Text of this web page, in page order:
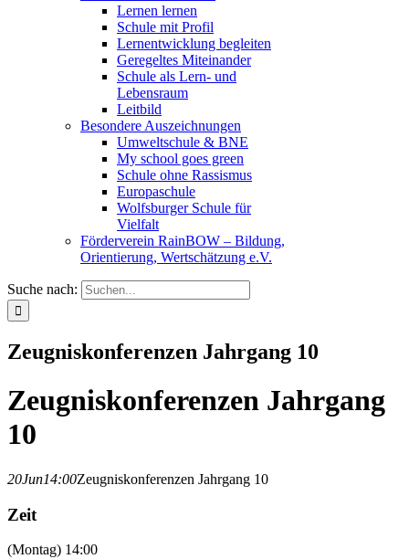
Lernen lernen
Schule mit Profil
Lernentwicklung begleiten
Geregeltes Miteinander
Schule als Lern- und
Lebensraum
Leitbild
Besondere Auszeichnungen
Umweltschule & BNE
My school goes green
Schule ohne Rassismus
Europaschule
Wolfsburger Schule für
Vielfalt
Förderverein RainBOW – Bildung,
Orientierung, Wertschätzung e.V.
Suche nach:
Zeugniskonferenzen Jahrgang 10
Zeugniskonferenzen Jahrgang
10
20Jun14:00Zeugniskonferenzen Jahrgang 10
Zeit
(Montag) 14:00